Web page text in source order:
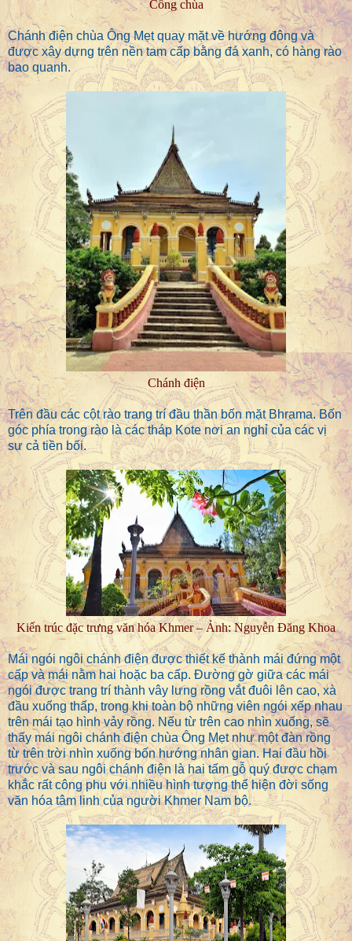
Cổng chùa
Chánh điện chùa Ông Mẹt quay mặt về hướng đông và
được xây dựng trên nền tam cấp bằng đá xanh, có hàng rào
bao quanh.
Chánh điện
Trên đầu các cột rào trang trí đầu thần bốn mặt Bhrama. Bốn
góc phía trong rào là các tháp Kote nơi an nghỉ của các vị
sư cả tiền bối.
Kiến trúc đặc trưng văn hóa Khmer – Ảnh: Nguyễn Đăng Khoa
Mái ngói ngôi chánh điện được thiết kế thành mái đứng một
cấp và mái nằm hai hoặc ba cấp. Đường gờ giữa các mái
ngói được trang trí thành vây lưng rồng vắt đuôi lên cao, xà
đầu xuống thấp, trong khi toàn bộ những viên ngói xếp nhau
trên mái tạo hình vảy rồng. Nếu từ trên cao nhìn xuống, sẽ
thấy mái ngôi chánh điện chùa Ông Mẹt như một đàn rồng
từ trên trời nhìn xuống bốn hướng nhân gian. Hai đầu hồi
trước và sau ngôi chánh điện là hai tấm gỗ quý được chạm
khắc rất công phu với nhiều hình tượng thể hiện đời sống
văn hóa tâm linh của người Khmer Nam bộ.